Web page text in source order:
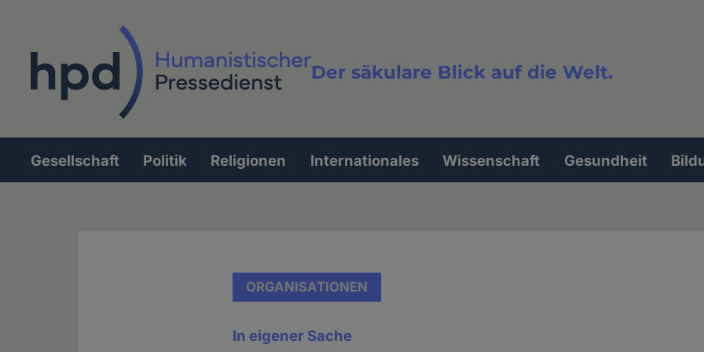
Der säkulare Blick auf die Welt.
Volltextsuche
Hauptnavigation
Gesellschaft Politik Religionen Internationales Wissenschaft Gesundheit
ORGANISATIONEN
In eigener Sache